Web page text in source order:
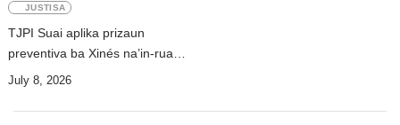
JUSTISA
TJPI Suai aplika prizaun
preventiva ba Xinés na’in-rua
utiliza osan falsu iha Bobonaru
July 8, 2026